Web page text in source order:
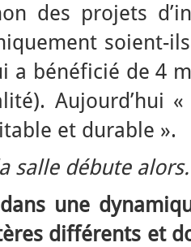
des projets
soient-
a bénéficié de 4
Aujourd’hui
et durable ».
salle débute alors.
une
différents et